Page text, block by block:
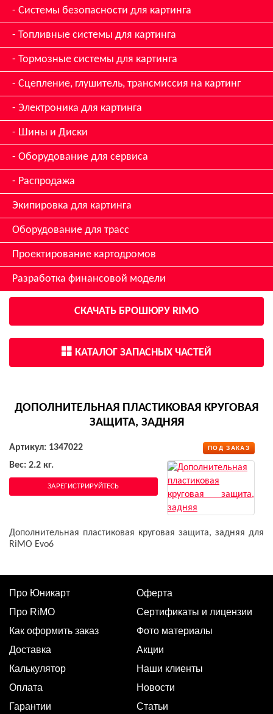
Системы безопасности для картинга
Топливные системы для картинга
Тормозные системы для картинга
Сцепление, глушитель, трансмиссия на картинг
Электроника для картинга
Шины и Диски
Оборудование для сервиса
Распродажа
Экипировка для картинга
Оборудование для трасс
Проектирование картодромов
Разработка финансовой модели
СКАЧАТЬ БРОШЮРУ RIMO
КАТАЛОГ ЗАПАСНЫХ ЧАСТЕЙ
ДОПОЛНИТЕЛЬНАЯ ПЛАСТИКОВАЯ КРУГОВАЯ
ЗАЩИТА, ЗАДНЯЯ
ПОД ЗАКАЗ
Артикул: 1347022
Вес: 2.2 кг.
ЗАРЕГИСТРИРУЙТЕСЬ
Дополнительная пластиковая круговая защита, задняя для
RiMO Evo6
Про Юникарт
Про RiMO
Как оформить заказ
Доставка
Калькулятор
Оплата
Гарантии
Оферта
Сертификаты и лицензии
Фото материалы
Акции
Наши клиенты
Новости
Статьи